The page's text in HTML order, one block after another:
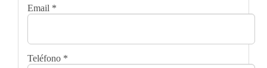
Email *
Teléfono *